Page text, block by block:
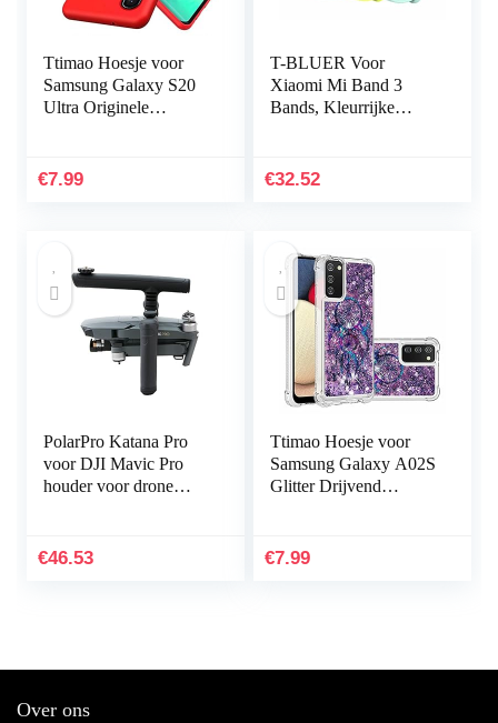
Ttimao Hoesje voor
Samsung Galaxy S20
Ultra Originele
Protector Shock
€7.99
T-BLUER Voor
Xiaomi Mi Band 3
Bands, Kleurrijke
Mi Band 3/Mi Band 4
€32.52
PolarPro Katana Pro
voor DJI Mavic Pro
houder voor drone
€46.53
Ttimao Hoesje voor
Samsung Galaxy A02S
Glitter Drijvend
Transparant Zacht
€7.99
Over ons